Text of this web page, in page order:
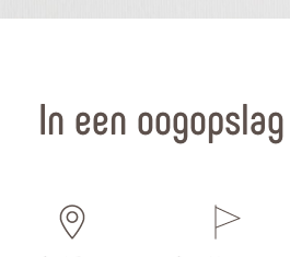
In een oogopslag